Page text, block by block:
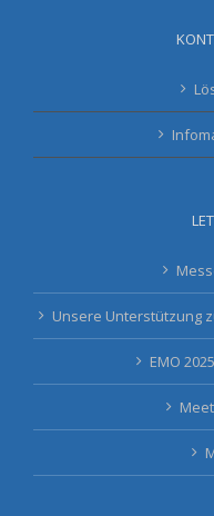
Unsere Unterstützung
EMO